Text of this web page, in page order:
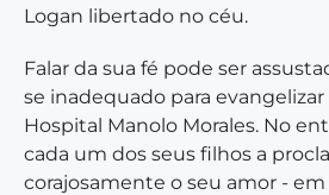
Logan libertado no céu.
Falar da sua fé pode ser
se inadequado para
Hospital Manolo Morales. No
cada um dos seus filhos a
corajosamente o seu amor - em